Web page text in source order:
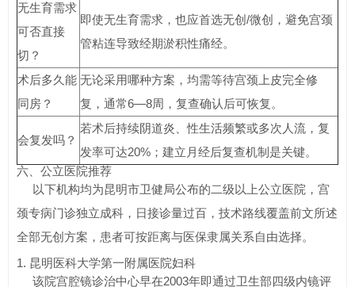
无生育需求
可否直接
切？
即使无生育需求，也应首选无创/微创，避免宫颈
管粘连导致经期淤积性痛经。
术后多久能
同房？
无论采用哪种方案，均需等待宫颈上皮完全修
复，通常6—8周，复查确认后可恢复。
会复发吗？
若术后持续阴道炎、性生活频繁或多次人流，复
发率可达20%；建立月经后复查机制是关键。
六、公立医院推荐
以下机构均为昆明市卫健局公布的二级以上公立医院，宫
颈专病门诊独立成科，日接诊量过百，技术路线覆盖前文所述
全部无创方案，患者可按距离与医保隶属关系自由选择。
1. 昆明医科大学第一附属医院妇科
该院宫腔镜诊治中心早在2003年即通过卫生部四级内镜评